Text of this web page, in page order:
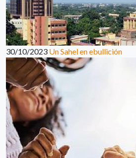
30/10/2023 Un Sahel en ebullición